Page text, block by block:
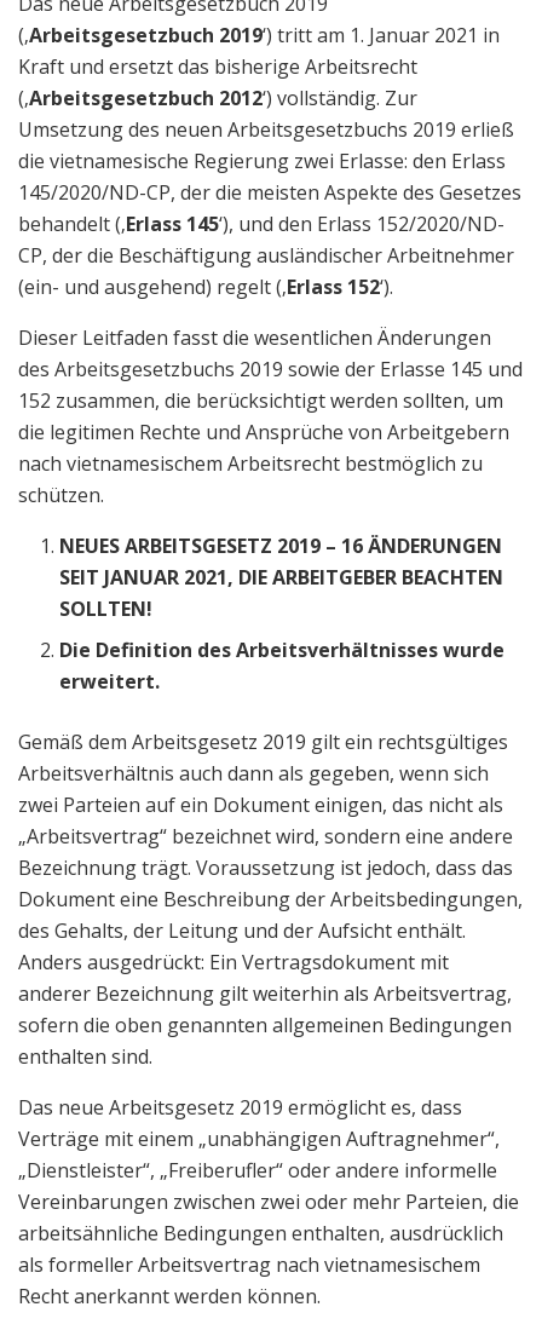
(‚Arbeitsgesetzbuch 2019‘) tritt am 1. Januar 2021 in
Kraft und ersetzt das bisherige Arbeitsrecht
(‚Arbeitsgesetzbuch 2012‘) vollständig. Zur
Umsetzung des neuen Arbeitsgesetzbuchs 2019 erließ
die vietnamesische Regierung zwei Erlasse: den Erlass
145/2020/ND-CP, der die meisten Aspekte des Gesetzes
behandelt (‚Erlass 145‘), und den Erlass 152/2020/ND-
CP, der die Beschäftigung ausländischer Arbeitnehmer
(ein- und ausgehend) regelt (‚Erlass 152‘).
Dieser Leitfaden fasst die wesentlichen Änderungen
des Arbeitsgesetzbuchs 2019 sowie der Erlasse 145 und
152 zusammen, die berücksichtigt werden sollten, um
die legitimen Rechte und Ansprüche von Arbeitgebern
nach vietnamesischem Arbeitsrecht bestmöglich zu
schützen.
NEUES ARBEITSGESETZ 2019 – 16 ÄNDERUNGEN
SEIT JANUAR 2021, DIE ARBEITGEBER BEACHTEN
SOLLTEN!
Die Definition des Arbeitsverhältnisses wurde
erweitert.
Gemäß dem Arbeitsgesetz 2019 gilt ein rechtsgültiges
Arbeitsverhältnis auch dann als gegeben, wenn sich
zwei Parteien auf ein Dokument einigen, das nicht als
„Arbeitsvertrag“ bezeichnet wird, sondern eine andere
Bezeichnung trägt. Voraussetzung ist jedoch, dass das
Dokument eine Beschreibung der Arbeitsbedingungen,
des Gehalts, der Leitung und der Aufsicht enthält.
Anders ausgedrückt: Ein Vertragsdokument mit
anderer Bezeichnung gilt weiterhin als Arbeitsvertrag,
sofern die oben genannten allgemeinen Bedingungen
enthalten sind.
Das neue Arbeitsgesetz 2019 ermöglicht es, dass
Verträge mit einem „unabhängigen Auftragnehmer“,
„Dienstleister“, „Freiberufler“ oder andere informelle
Vereinbarungen zwischen zwei oder mehr Parteien, die
arbeitsähnliche Bedingungen enthalten, ausdrücklich
als formeller Arbeitsvertrag nach vietnamesischem
Recht anerkannt werden können.